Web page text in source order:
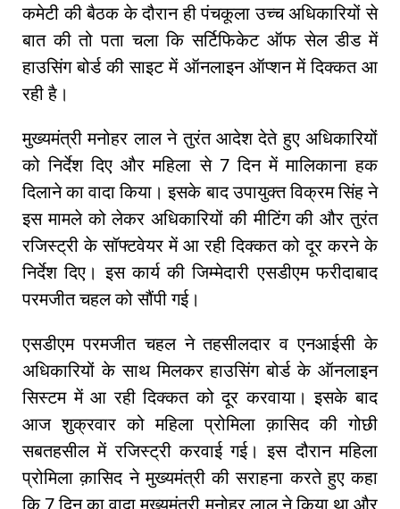
कमेटी की बैठक के दौरान ही पंचकूला उच्च अधिकारियों से
बात की तो पता चला कि सर्टिफिकेट ऑफ सेल डीड में
हाउसिंग बोर्ड की साइट में ऑनलाइन ऑप्शन में दिक्कत आ
रही है।
मुख्यमंत्री मनोहर लाल ने तुरंत आदेश देते हुए अधिकारियों
को निर्देश दिए और महिला से 7 दिन में मालिकाना हक
दिलाने का वादा किया। इसके बाद उपायुक्त विक्रम सिंह ने
इस मामले को लेकर अधिकारियों की मीटिंग की और तुरंत
रजिस्ट्री के सॉफ्टवेयर में आ रही दिक्कत को दूर करने के
निर्देश दिए। इस कार्य की जिम्मेदारी एसडीएम फरीदाबाद
परमजीत चहल को सौंपी गई।
एसडीएम परमजीत चहल ने तहसीलदार व एनआईसी के
अधिकारियों के साथ मिलकर हाउसिंग बोर्ड के ऑनलाइन
सिस्टम में आ रही दिक्कत को दूर करवाया। इसके बाद
आज शुक्रवार को महिला प्रोमिला क़ासिद की गोछी
सबतहसील में रजिस्ट्री करवाई गई। इस दौरान महिला
प्रोमिला क़ासिद ने मुख्यमंत्री की सराहना करते हुए कहा